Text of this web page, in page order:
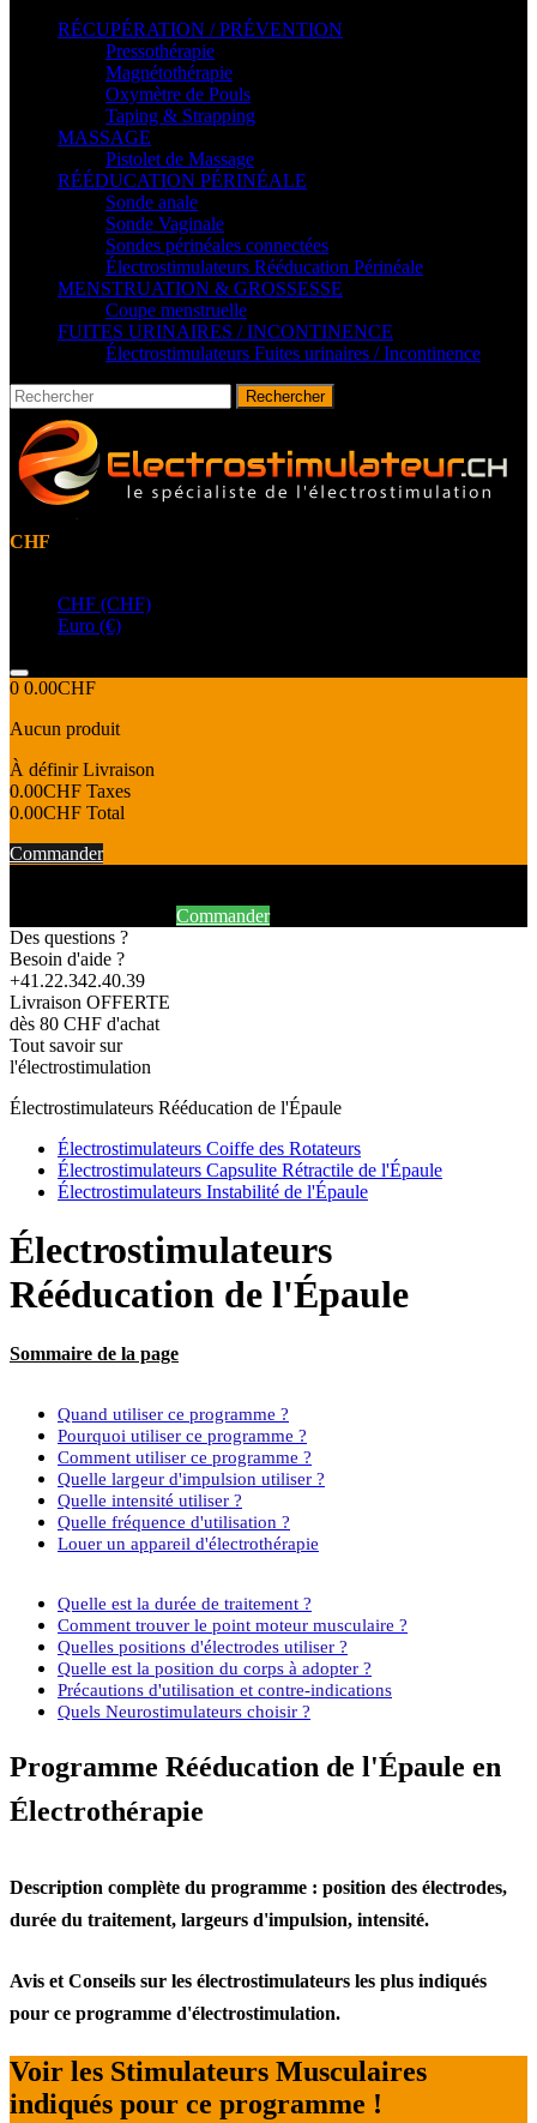
RÉCUPÉRATION / PRÉVENTION
Pressothérapie
Magnétothérapie
Oxymètre de Pouls
Taping & Strapping
MASSAGE
Pistolet de Massage
RÉÉDUCATION PÉRINÉALE
Sonde anale
Sonde Vaginale
Sondes périnéales connectées
Électrostimulateurs Rééducation Périnéale
MENSTRUATION & GROSSESSE
Coupe menstruelle
FUITES URINAIRES / INCONTINENCE
Électrostimulateurs Fuites urinaires / Incontinence
Rechercher
CHF
CHF (CHF)
Euro (€)
0 0.00CHF
Aucun produit
À définirLivraison
0.00CHF Taxes
0.00CHF Total
Commander
Commander
Des questions ?
Besoin d'aide ?
+41.22.342.40.39
Livraison OFFERTE
dès 80 CHF d'achat
Tout savoir sur
l'électrostimulation
Électrostimulateurs Rééducation de l'Épaule
Électrostimulateurs Coiffe des Rotateurs
Électrostimulateurs Capsulite Rétractile de l'Épaule
Électrostimulateurs Instabilité de l'Épaule
Électrostimulateurs
Rééducation de l'Épaule
Sommaire de la page
Quand utiliser ce programme ?
Pourquoi utiliser ce programme ?
Comment utiliser ce programme ?
Quelle largeur d'impulsion utiliser ?
Quelle intensité utiliser ?
Quelle fréquence d'utilisation ?
Louer un appareil d'électrothérapie
Quelle est la durée de traitement ?
Comment trouver le point moteur musculaire ?
Quelles positions d'électrodes utiliser ?
Quelle est la position du corps à adopter ?
Précautions d'utilisation et contre-indications
Quels Neurostimulateurs choisir ?
Programme Rééducation de l'Épaule en
Électrothérapie
Description complète du programme : position des électrodes,
durée du traitement, largeurs d'impulsion, intensité.
Avis et Conseils sur les électrostimulateurs les plus indiqués
pour ce programme d'électrostimulation.
Voir les Stimulateurs Musculaires
indiqués pour ce programme !